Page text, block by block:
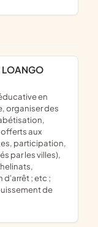
LOANGO
organiser des
aux
participation,
par les villes),
; etc ;
de